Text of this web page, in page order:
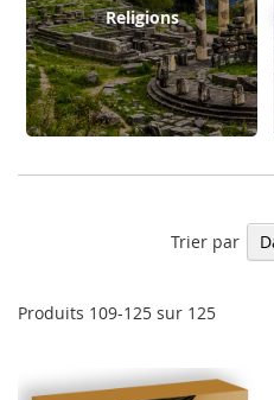
Religions
Produits 109-125 sur 125
Trier par